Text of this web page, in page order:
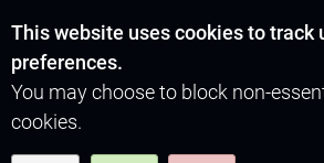
This website uses cookies to track
preferences.
You may choose to block non-
cookies.